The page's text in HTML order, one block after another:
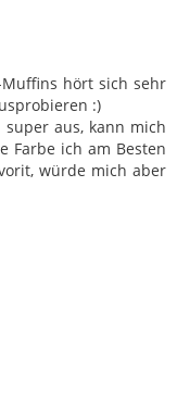
Muffins hört sich sehr
:)
aus, kann mich
Farbe ich am Besten
würde mich aber